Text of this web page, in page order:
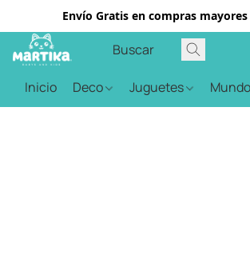
Envío Gratis en compras mayores
Inicio Deco Juguetes